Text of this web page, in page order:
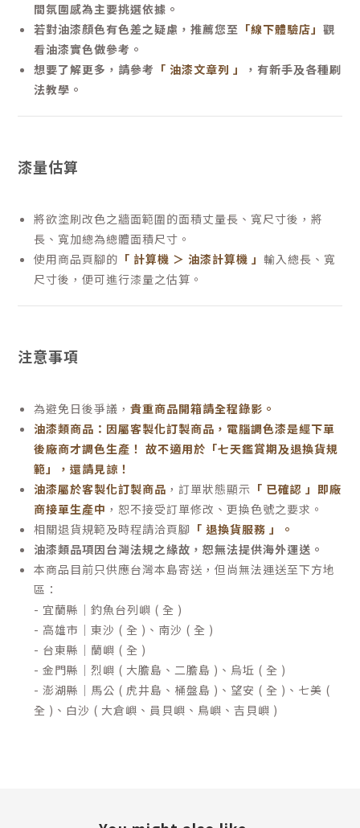
間氛圍感為主要挑選依據。
若對油漆顏色有色差之疑慮，推薦您至 「線下體驗店」 觀
看油漆實色做參考。
想要了解更多，請參考 「 油漆文章列 」
，有新手及各種刷
法教學。
漆量估算
將欲塗刷改色之牆面範圍的面積丈量長、寬尺寸後，將
長、寬加總為總體面積尺寸。
使用商品頁腳的 「 計算機 ＞ 油漆計算機 」 輸入總長、寬
尺寸後，便可進行漆量之估算。
注意事項
為避免日後爭議， 貴重商品開箱請全程錄影。
油漆類商品：因屬客製化訂製商品，電腦調色漆是經下單
後廠商才調色生產！ 故不適用於「七天鑑賞期及退換貨規
範」，還請見諒！
油漆屬於客製化訂製商品 ，訂單狀態顯示 「 已確認 」即廠
商接單生產中 ，恕不接受訂單修改、更換色號之要求。
相關退貨規範及時程請洽頁腳 「 退換貨服務 」
。
油漆類品項因台灣法規之緣故，恕無法提供海外運送。
本商品目前只供應台灣本島寄送，但尚無法運送至下方地
區：
- 宜蘭縣｜釣魚台列嶼 ( 全 )
- 高雄市｜東沙 ( 全 )、南沙 ( 全 )
- 台東縣｜蘭嶼 ( 全 )
- 金門縣｜烈嶼 ( 大膽島、二膽島 )、烏坵 ( 全 )
- 澎湖縣｜馬公 ( 虎井島、桶盤島 )、望安 ( 全 )、七美 (
全 )、白沙 ( 大倉嶼、員貝嶼、鳥嶼、吉貝嶼 )